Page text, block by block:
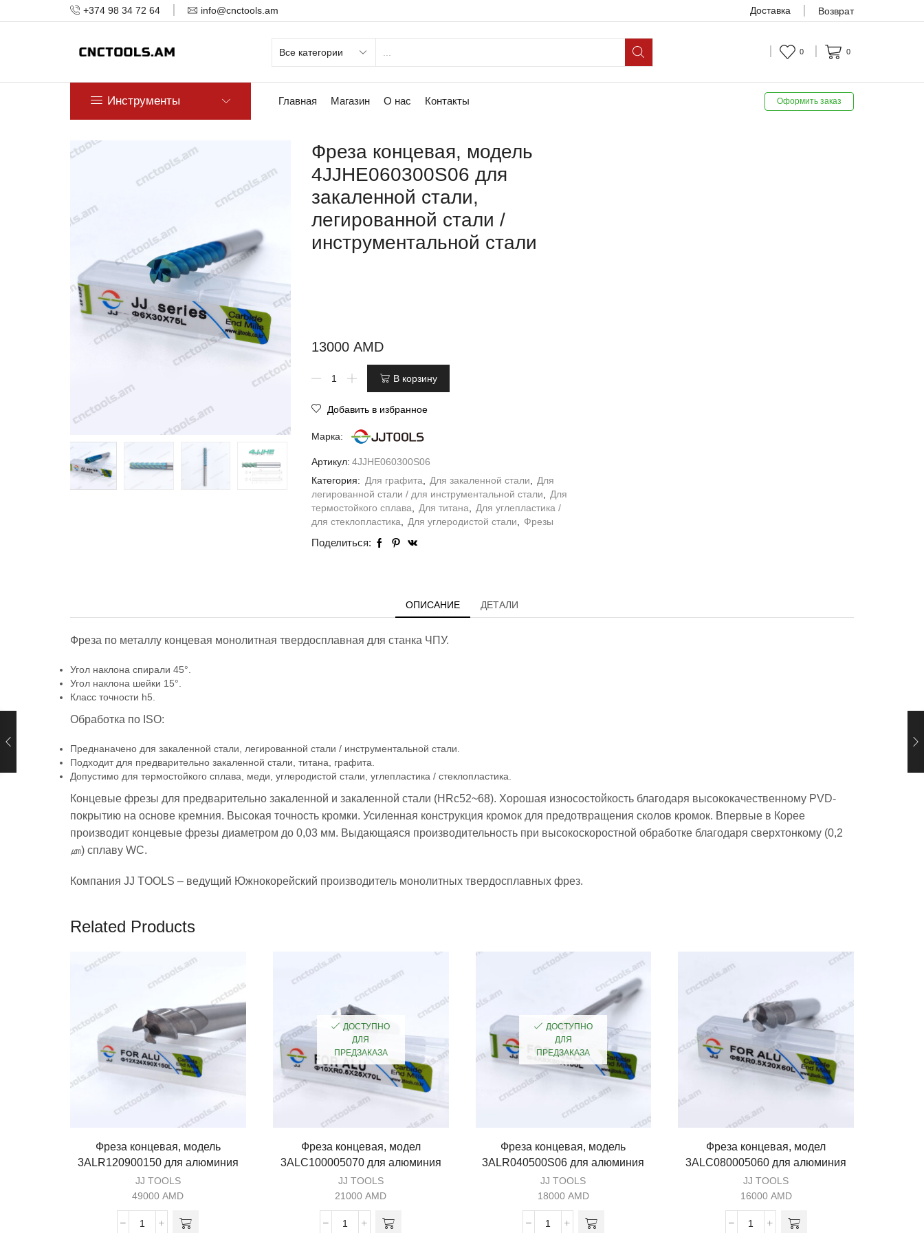
+374 98 34 72 64 info@cnctools.am Доставка Возврат
0 0
Инструменты Главная Магазин О нас Контакты Оформить заказ
Фреза концевая, модель
4JJHE060300S06 для
закаленной стали,
легированной стали /
инструментальной стали
13000 AMD
В корзину
Добавить в избранное
Марка:
Артикул: 4JJHE060300S06
Категория: Для графита Для закаленной стали
Для
легированной стали / для инструментальной стали
Для
термостойкого сплава
Для титана
Для углепластика /
для стеклопластика
Для углеродистой стали Фрезы
Поделиться:
ОПИСАНИЕ ДЕТАЛИ
Фреза по металлу концевая монолитная твердосплавная для станка ЧПУ.
Угол наклона спирали 45°.
Угол наклона шейки 15°.
Класс точности h5.
Обработка по ISO:
Преднаначено для закаленной стали, легированной стали / инструментальной стали.
Подходит для предварительно закаленной стали, титана, графита.
Допустимо для термостойкого сплава, меди, углеродистой стали, углепластика / стеклопластика.
Концевые фрезы для предварительно закаленной и закаленной стали (HRc52~68). Хорошая износостойкость благодаря высококачественному PVD-
покрытию на основе кремния. Высокая точность кромки. Усиленная конструкция кромок для предотвращения сколов кромок. Впервые в Корее
производит концевые фрезы диаметром до 0,03 мм. Выдающаяся производительность при высокоскоростной обработке благодаря сверхтонкому (0,2
㎛) сплаву WC.
Компания JJ TOOLS – ведущий Южнокорейский производитель монолитных твердосплавных фрез.
Related Products
Фреза концевая, модель
3ALR120900150 для алюминия
JJ TOOLS
49000AMD
ДОСТУПНО
ДЛЯ
ПРЕДЗАКАЗА
Фреза концевая, модел
3ALC100005070 для алюминия
JJ TOOLS
21000AMD
ДОСТУПНО
ДЛЯ
ПРЕДЗАКАЗА
Фреза концевая, модель
3ALR040500S06 для алюминия
JJ TOOLS
18000 AMD
Фреза концевая, модел
3ALC080005060 для алюминия
JJ TOOLS
16000 AMD